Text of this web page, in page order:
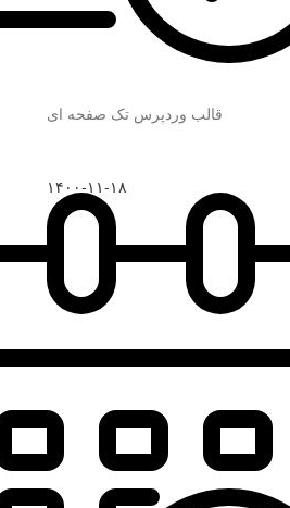
قالب وردپرس تک صفحه ای
۱۴۰۰-۱۱-۱۸